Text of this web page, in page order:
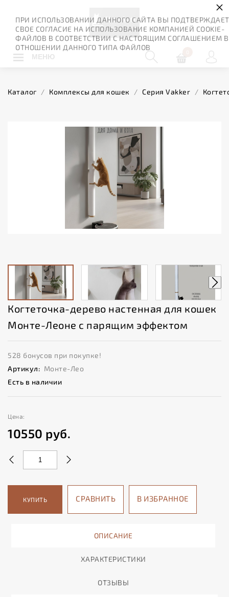
МЕНЮ
Каталог / Комплексы для кошек / Серия Vakker /
Когтеточка-дерево настенная для кошек
Монте-Леоне с парящим эффектом
528 бонусов при покупке!
Артикул: Монте-Лео
Есть в наличии
Цена:
10550 руб.
КУПИТЬ СРАВНИТЬ В ИЗБРАННОЕ
ОПИСАНИЕ
ХАРАКТЕРИСТИКИ
ОТЗЫВЫ
ПРИ ИСПОЛЬЗОВАНИИ ДАННОГО САЙТА ВЫ
СВОЕ СОГЛАСИЕ НА ИСПОЛЬЗОВАНИЕ КОМПАНИЕЙ COOKIE-
ФАЙЛОВ В СООТВЕТСТВИИ С НАСТОЯЩИМ СОГЛАШЕНИЕМ В
ОТНОШЕНИИ ДАННОГО ТИПА ФАЙЛОВ
×